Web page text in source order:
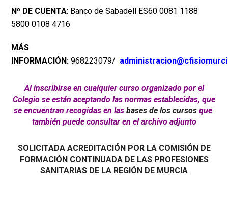
Nº DE CUENTA: Banco de Sabadell ES60 0081 1188
5800 0108 4716
MÁS
INFORMACIÓN: 968223079/
Al inscribirse en cualquier curso organizado por el
Colegio se están aceptando las normas establecidas, que
se encuentran recogidas en las bases de los cursos que
también puede consultar en el archivo adjunto
SOLICITADA ACREDITACIÓN POR LA COMISIÓN DE
FORMACIÓN CONTINUADA DE LAS PROFESIONES
SANITARIAS DE LA REGIÓN DE MURCIA